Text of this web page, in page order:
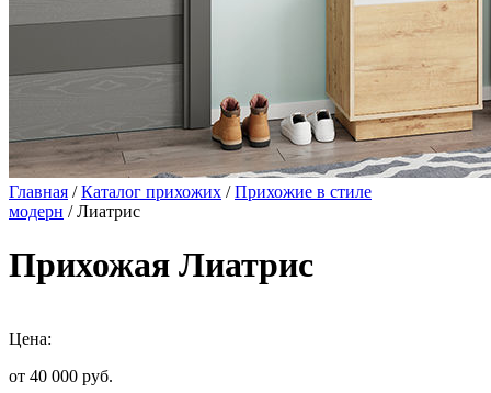
Главная /Каталог прихожих /Прихожие в стиле
модерн / Лиатрис
Прихожая Лиатрис
Цена:
от 40 000 руб.